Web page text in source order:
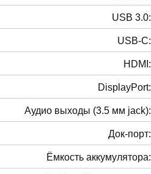
USB 3.0:
USB-C:
HDMI:
DisplayPort:
Аудио выходы (3.5 мм jack):
Док-порт:
Ёмкость аккумулятора: